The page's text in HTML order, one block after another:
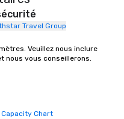
countless
down at each venue
traverse along the
Lip Smacking Foodie
Travel Group
Veuillez nous inclure
nous vous conseillerons.
Chart